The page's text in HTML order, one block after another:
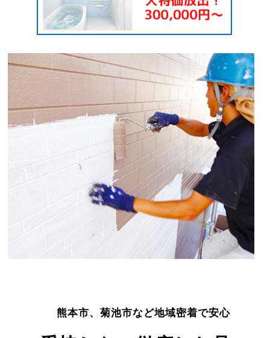
熊本市、菊池市など地域密着で安心